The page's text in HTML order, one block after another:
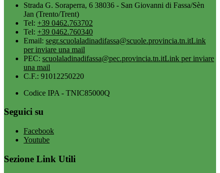
Strada G. Soraperra, 6 38036 - San Giovanni di Fassa/Sèn
Jan (Trento/Trent)
Tel: +39 0462.763702
Tel: +39 0462.760340
Email: segr.scuolaladinadifassa@scuole.provincia.tn.itLink
per inviare una mail
PEC: scuolaladinadifassa@pec.provincia.tn.itLink per inviare
una mail
C.F.: 91012250220
Codice IPA - TNIC85000Q
Seguici su
Facebook
Youtube
Sezione Link Utili